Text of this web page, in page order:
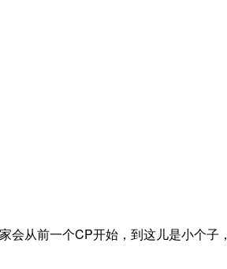
会从前一个CP开始，到这儿是小个子